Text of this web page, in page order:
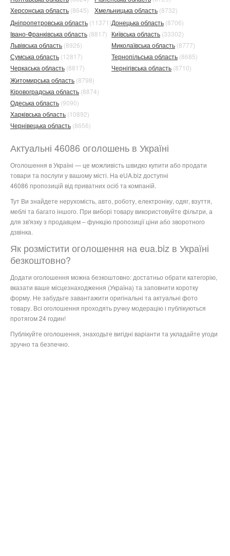
Херсонська область (8645)
Хмельницька область (8732)
Дніпропетровська область (11371)
Івано-Франківська область (8817)
Львівська область (8926)
Сумська область (12817)
Черкаська область (8817)
Донецька область (8706)
Київська область (33302)
Миколаївська область (8777)
Тернопільська область (8685)
Чернігівська область (8710)
Житомирська область (8798)
Кіровоградська область (8874)
Одеська область (9090)
Харківська область (10892)
Чернівецька область (8656)
Актуальні 46086 оголошень в Україні
Оголошення в Україні — це можливість швидко купити або продати
товари та послуги у вашому місті. На eUA.biz доступні
46086 пропозицій від приватних осіб та компаній.
Тут Ви знайдете нерухомість, авто, роботу, електроніку, одяг, взуття,
меблі та багато іншого. При виборі товару використовуйте фільтри, а
для зв'язку з продавцем – функцію пропозиції ціни або зворотного
дзвінка.
Як розмістити оголошення на eua.biz в Україні
безкоштовно?
Додати оголошення можна безкоштовно: достатньо обрати категорію,
вказати ваше місцезнаходження (Україна) та заповнити коротку
форму. Не забудьте завантажити оригінальні та актуальні фото
товару. Всі оголошення проходять ручну модерацію і публікуються
протягом 24 годин!
Публікуйте оголошення, знаходьте вигідні варіанти та укладайте угоди
зручно та безпечно.